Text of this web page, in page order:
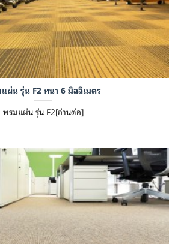
ผ่น รุ่น F2 หนา 6 มิลลิเมตร
พรมแผ่น รุ่น F2[อ่านต่อ]